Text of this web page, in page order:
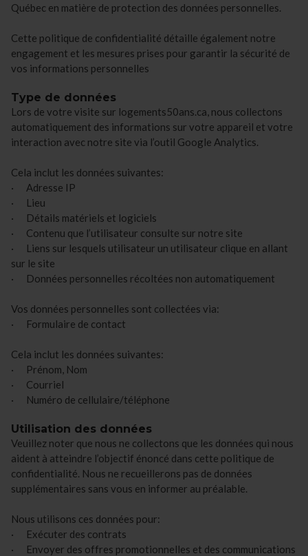
Québec en matière de protection des données personnelles.
Cette politique de confidentialité détaille également notre
engagement et les mesures prises pour garantir la sécurité de
vos informations personnelles
Type de données
Lors de votre visite sur logements50ans.ca, nous collectons
automatiquement des informations sur votre appareil et votre
interaction avec notre site via l’outil Google Analytics.
Cela inclut les données suivantes:
· Adresse IP
· Lieu
· Détails matériels et logiciels
· Contenu que l’utilisateur consulte sur notre site
· Liens sur lesquels utilisateur un utilisateur clique en allant
sur le site
· Données personnelles récoltées non automatiquement
Vos données personnelles sont collectées via:
· Formulaire de contact
Cela inclut les données suivantes:
· Prénom, Nom
· Courriel
· Numéro de cellulaire/téléphone
Utilisation des données
Veuillez noter que nous ne collectons que les données qui nous
aident à atteindre l’objectif énoncé dans cette politique de
confidentialité. Nous ne recueillerons pas de données
supplémentaires sans vous en informer au préalable.
Nous utilisons ces données pour:
· Exécuter des contrats
· Envoyer des offres promotionnelles et des communications